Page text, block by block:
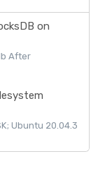
on
After
Ubuntu 20.04.3